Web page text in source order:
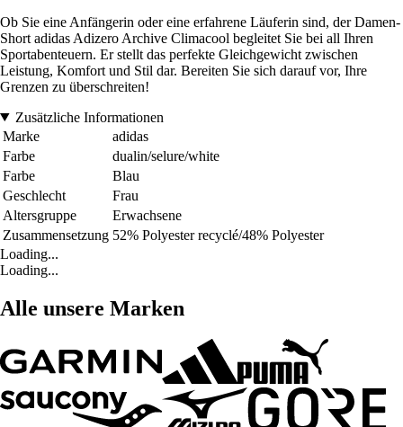
Ob Sie eine Anfängerin oder eine erfahrene Läuferin sind, der Damen-
Short adidas Adizero Archive Climacool begleitet Sie bei all Ihren
Sportabenteuern. Er stellt das perfekte Gleichgewicht zwischen
Leistung, Komfort und Stil dar. Bereiten Sie sich darauf vor, Ihre
Grenzen zu überschreiten!
Zusätzliche Informationen
Marke
adidas
Farbe
dualin/selure/white
Farbe
Blau
Geschlecht
Frau
Altersgruppe
Erwachsene
Zusammensetzung 52% Polyester recyclé/48% Polyester
Loading...
Loading...
Alle unsere Marken